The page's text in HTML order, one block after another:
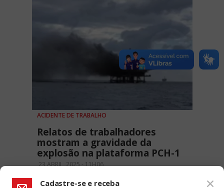
ACIDENTE DE TRABALHO
Relatos de trabalhadores
mostram a gravidade da
explosão na plataforma PCH-1
23 ABRIL, 2025 - 11H06
Cadastre-se e receba